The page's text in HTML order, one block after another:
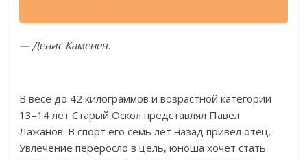
— Денис Каменев.
В весе до 42 килограммов и возрастной категории
13–14 лет Старый Оскол представлял Павел
Лажанов. В спорт его семь лет назад привел отец.
Увлечение переросло в цель, юноша хочет стать